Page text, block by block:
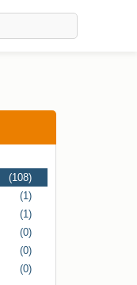
(108)
(1)
(1)
(0)
(0)
(0)